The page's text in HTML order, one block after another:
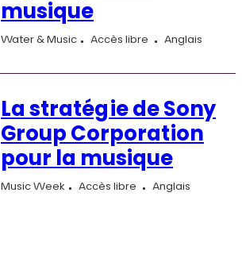
musique
Water & Music Accès libre Anglais
La stratégie de Sony
Group Corporation
pour la musique
Music Week Accès libre Anglais